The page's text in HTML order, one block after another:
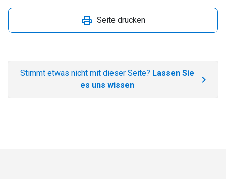
Seite drucken
Stimmt etwas nicht mit dieser Seite? Lassen Sie
es uns wissen